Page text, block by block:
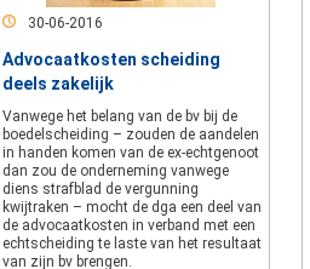
30-06-2016
Advocaatkosten scheiding
deels zakelijk
Vanwege het belang van de bv bij de
boedelscheiding – zouden de aandelen
in handen komen van de ex-echtgenoot
dan zou de onderneming vanwege
diens strafblad de vergunning
kwijtraken – mocht de dga een deel van
de advocaatkosten in verband met een
echtscheiding te laste van het resultaat
van zijn bv brengen.